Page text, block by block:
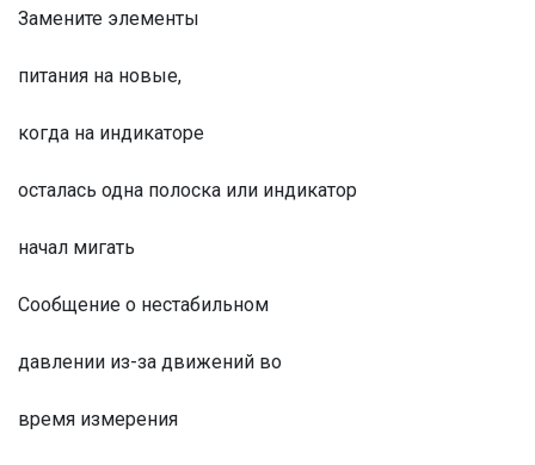
Замените элементы
питания на новые,
когда на индикаторе
осталась одна полоска или индикатор
начал мигать
Сообщение о нестабильном
давлении из-за движений во
время измерения